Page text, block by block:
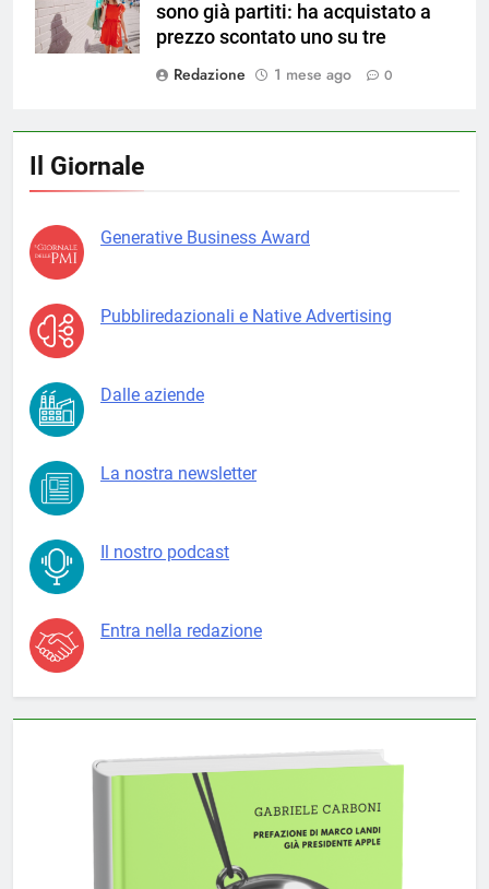
sono già partiti: ha acquistato a
prezzo scontato uno su tre
Redazione
1 mese ago 0
Il Giornale
Generative Business Award
Pubbliredazionali e Native Advertising
Dalle aziende
La nostra newsletter
Il nostro podcast
Entra nella redazione